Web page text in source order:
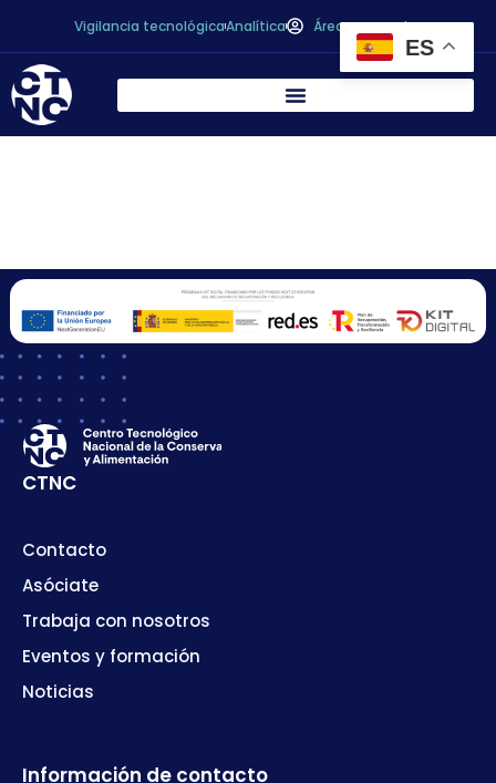
Vigilancia tecnológicaAnalítica Área personal
CTNC
Contacto
Asóciate
Trabaja con nosotros
Eventos y formación
Noticias
Información de contacto
ES